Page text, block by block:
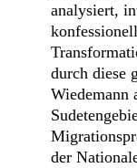
analysiert,
durch diese
Wiedemann
der